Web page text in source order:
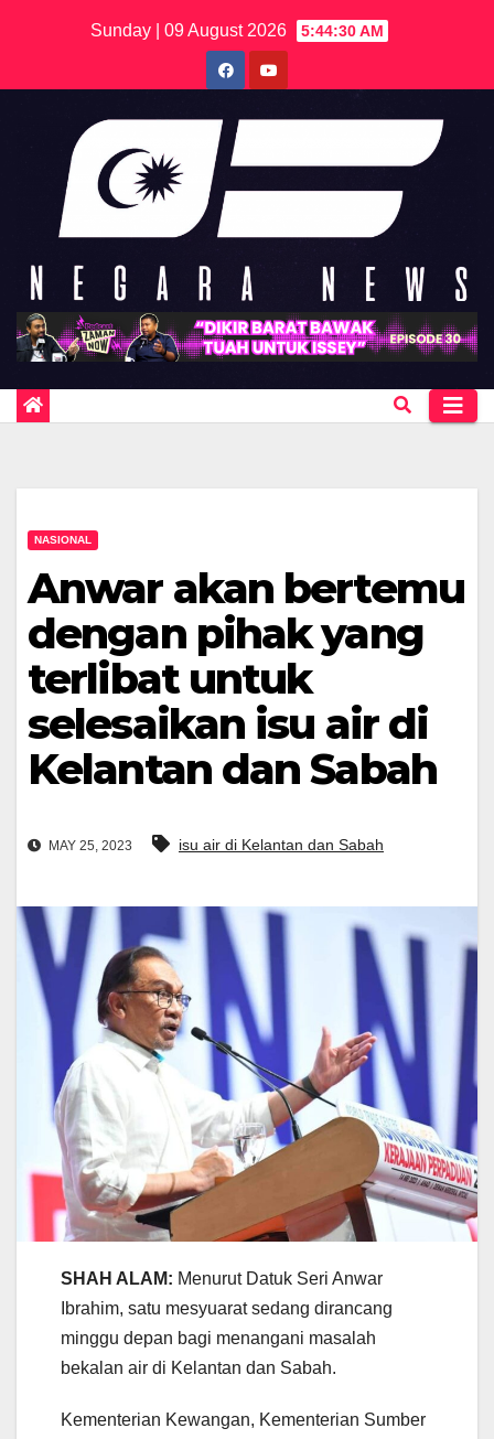
Sunday | 09 August 2026 5:44:30 AM
NASIONAL
Anwar akan bertemu
dengan pihak yang
terlibat untuk
selesaikan isu air di
Kelantan dan Sabah
MAY 25, 2023 isu air di Kelantan dan Sabah
SHAH ALAM: Menurut Datuk Seri Anwar
Ibrahim, satu mesyuarat sedang dirancang
minggu depan bagi menangani masalah
bekalan air di Kelantan dan Sabah.
Kementerian Kewangan, Kementerian Sumber